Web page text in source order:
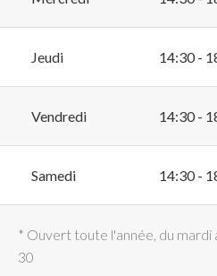
Jeudi 14:30 -
Vendredi 14:30 -
Samedi 14:30 -
* Ouvert toute l'année, du mardi
30